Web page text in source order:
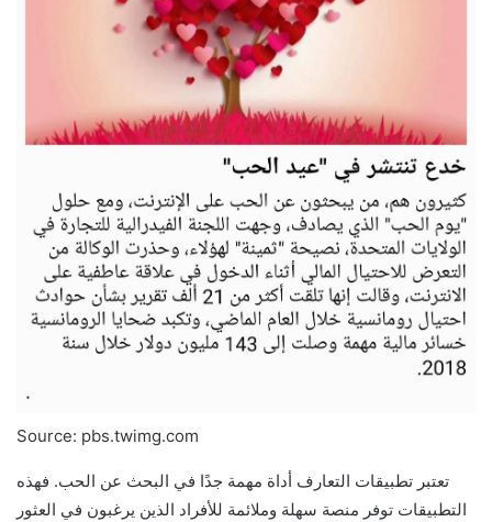
Source: pbs.twimg.com
تعتبر تطبيقات التعارف أداة مهمة جدًا في البحث عن الحب. فهذه
التطبيقات توفر منصة سهلة وملائمة للأفراد الذين يرغبون في العثور